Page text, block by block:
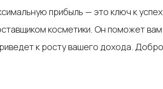
прибыль — это ключ к
косметики. Он поможет
к росту вашего дохода.